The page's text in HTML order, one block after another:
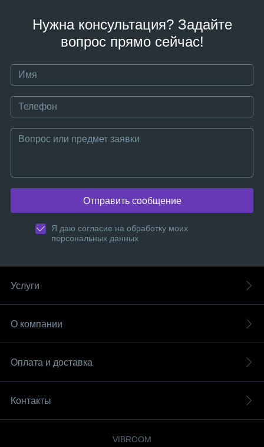
Нужна консультация? Задайте
вопрос прямо сейчас!
Отправить сообщение
Я даю согласие на обработку моих
персональных данных
Услуги
О компании
Оплата и доставка
Контакты
VIBROOM